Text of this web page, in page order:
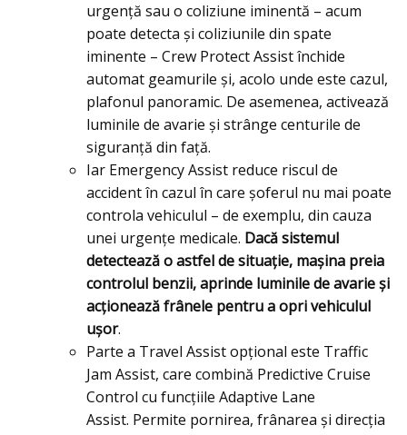
urgență sau o coliziune iminentă – acum
poate detecta şi coliziunile din spate
iminente – Crew Protect Assist închide
automat geamurile și, acolo unde este cazul,
plafonul panoramic. De asemenea, activează
luminile de avarie și strânge centurile de
siguranță din față.
Iar Emergency Assist reduce riscul de
accident în cazul în care șoferul nu mai poate
controla vehiculul – de exemplu, din cauza
unei urgențe medicale. Dacă sistemul
detectează o astfel de situație, maşina preia
controlul benzii, aprinde luminile de avarie și
acționează frânele pentru a opri vehiculul
ușor.
Parte a Travel Assist opțional este Traffic
Jam Assist, care combină Predictive Cruise
Control cu ​​funcțiile Adaptive Lane
Assist. Permite pornirea, frânarea și direcția